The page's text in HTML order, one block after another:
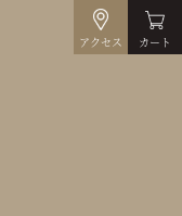
アクセス カート